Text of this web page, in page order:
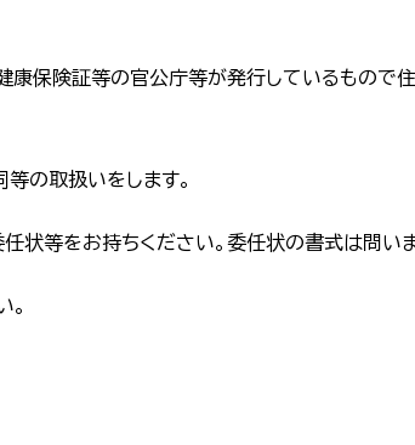
康保険証等の官公庁等が発行しているもので住
の取扱いをします。
状等をお持ちください。委任状の書式は問い